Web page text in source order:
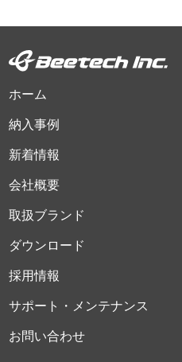
ホーム
納入事例
新着情報
会社概要
取扱ブランド
ダウンロード
採用情報
サポート・メンテナンス
お問い合わせ